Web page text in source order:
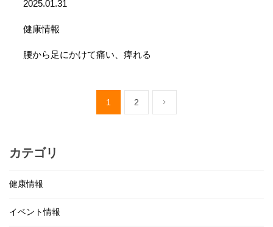
2025.01.31
健康情報
腰から足にかけて痛い、痺れる
1 2
カテゴリ
健康情報
イベント情報